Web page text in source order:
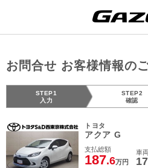
お問合せ お客様情報の
STEP1
入力
STEP2
確認
トヨタ
アクア G
支払総額
187.6万円
車